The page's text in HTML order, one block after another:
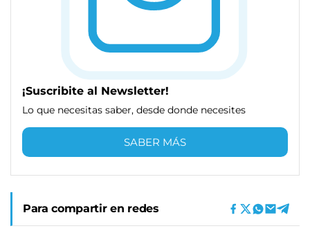
¡Suscribite al Newsletter!
Lo que necesitas saber, desde donde necesites
SABER MÁS
Para compartir en redes